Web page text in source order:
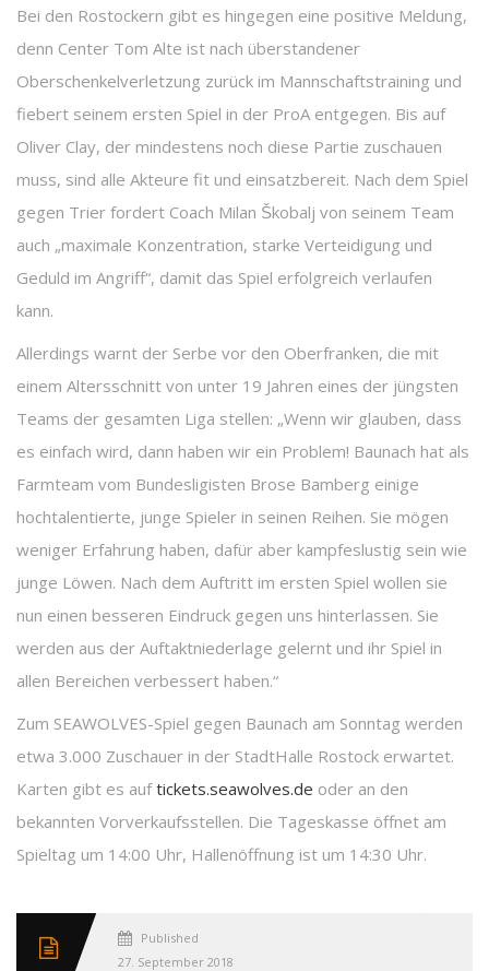
Bei den Rostockern gibt es hingegen eine positive Meldung,
denn Center Tom Alte ist nach überstandener
Oberschenkelverletzung zurück im Mannschaftstraining und
fiebert seinem ersten Spiel in der ProA entgegen. Bis auf
Oliver Clay, der mindestens noch diese Partie zuschauen
muss, sind alle Akteure fit und einsatzbereit. Nach dem Spiel
gegen Trier fordert Coach Milan Škobalj von seinem Team
auch „maximale Konzentration, starke Verteidigung und
Geduld im Angriff“, damit das Spiel erfolgreich verlaufen
kann.
Allerdings warnt der Serbe vor den Oberfranken, die mit
einem Altersschnitt von unter 19 Jahren eines der jüngsten
Teams der gesamten Liga stellen: „Wenn wir glauben, dass
es einfach wird, dann haben wir ein Problem! Baunach hat als
Farmteam vom Bundesligisten Brose Bamberg einige
hochtalentierte, junge Spieler in seinen Reihen. Sie mögen
weniger Erfahrung haben, dafür aber kampfeslustig sein wie
junge Löwen. Nach dem Auftritt im ersten Spiel wollen sie
nun einen besseren Eindruck gegen uns hinterlassen. Sie
werden aus der Auftaktniederlage gelernt und ihr Spiel in
allen Bereichen verbessert haben.“
Zum SEAWOLVES-Spiel gegen Baunach am Sonntag werden
etwa 3.000 Zuschauer in der StadtHalle Rostock erwartet.
Karten gibt es auftickets.seawolves.de oder an den
bekannten Vorverkaufsstellen. Die Tageskasse öffnet am
Spieltag um 14:00 Uhr, Hallenöffnung ist um 14:30 Uhr.
Published
27. September 2018